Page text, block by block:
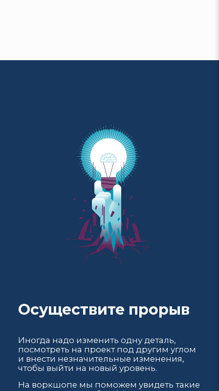
Осуществите прорыв
Иногда надо изменить одну деталь,
посмотреть на проект под другим углом
и внести незначительные изменения,
чтобы выйти на новый уровень.
На воркшопе мы поможем увидеть такие